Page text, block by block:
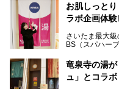
今年の4月1日
（ユブネ）」が
湯舞音らしい
ウナ"施設で、
ど、ユニーク
オープン前取
紹介しちゃいま
お肌しっと
ラボ企画体験
さいたま最大
BS（スパハー
読者モデルやイ
スパ大好きの
竜泉寺の湯
ュ」とコラ